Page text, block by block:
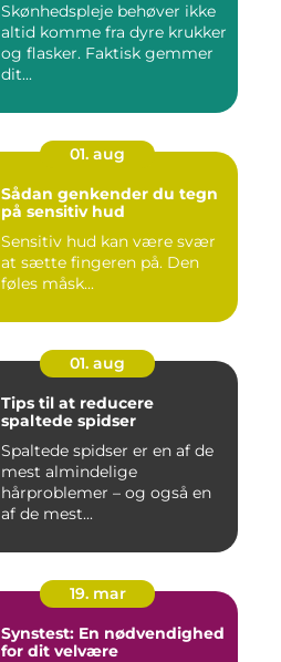
Skønhedspleje behøver ikke
altid komme fra dyre krukker
og flasker. Faktisk gemmer
dit...
01. aug
Sådan genkender du tegn
på sensitiv hud
Sensitiv hud kan være svær
at sætte fingeren på. Den
føles måsk...
01. aug
Tips til at reducere
spaltede spidser
Spaltede spidser er en af de
mest almindelige
hårproblemer – og også en
af de mest...
19. mar
Synstest: En nødvendighed
for dit velvære